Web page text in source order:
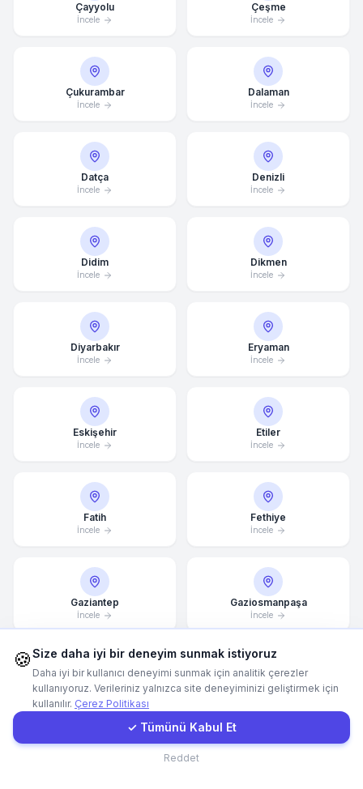
Çayyolu
İncele
Çeşme
İncele
Çukurambar
İncele
Dalaman
İncele
Datça
İncele
Denizli
İncele
Didim
İncele
Dikmen
İncele
Diyarbakır
İncele
Eryaman
İncele
Eskişehir
İncele
Etiler
İncele
Fatih
İncele
Fethiye
İncele
Gaziantep
İncele
Gaziosmanpaşa
İncele
Gümüşlük
İncele
Güzelbahçe
Ortalama Yanıt Süresi: 15 Dakika
İletişim Formu
Müşteri Girişi
🍪Size daha iyi bir deneyim sunmak istiyoruz
Daha iyi bir kullanıcı deneyimi sunmak için analitik çerezler
kullanıyoruz. Verileriniz yalnızca site deneyiminizi geliştirmek için
kullanılır. Çerez Politikası
✓ Tümünü Kabul Et
Reddet